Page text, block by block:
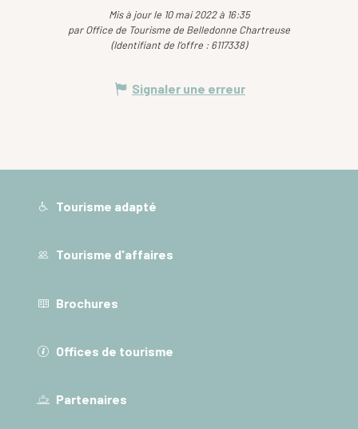
Mis à jour le 10 mai 2022 à 16:35
par Office de Tourisme de Belledonne Chartreuse
(Identifiant de l'offre : 6117338)
Signaler une erreur
Tourisme adapté
Tourisme d'affaires
Brochures
Offices de tourisme
Partenaires